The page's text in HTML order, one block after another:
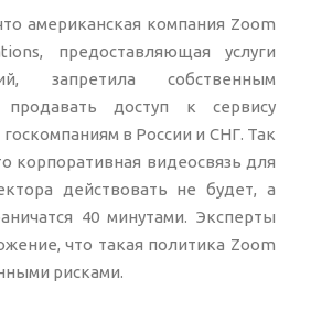
американская компания Zoom
предоставляющая услуги
запретила собственным
продавать доступ к сервису
в России и СНГ. Так
корпоративная видеосвязь для
действовать не будет, а
40 минутами. Эксперты
что такая политика Zoom
рисками.